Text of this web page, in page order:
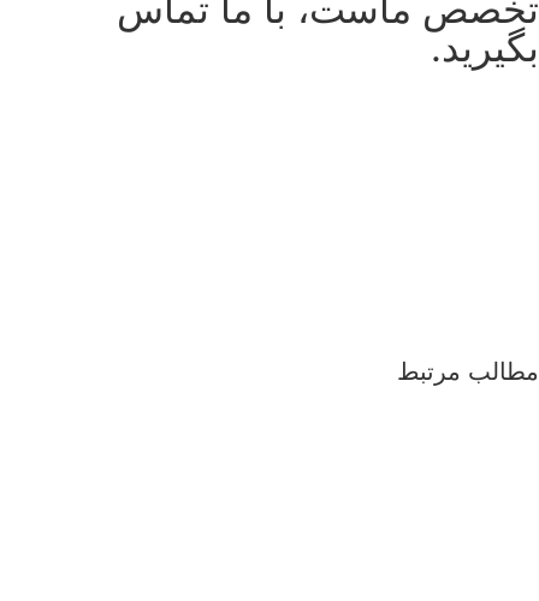
بگیرید.
مطالب مرتبط